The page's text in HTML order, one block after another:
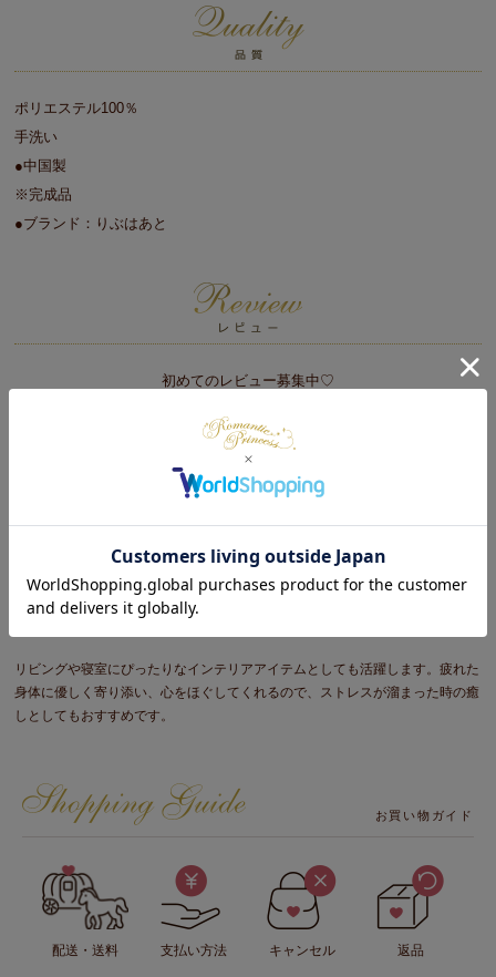
ポリエステル100％
手洗い
●中国製
※完成品
●ブランド：りぶはあと
初めてのレビュー募集中♡
レビューをかく
滑らかな肌触りのファー生地を使用しており、まる
で猫と一緒にいるような心地よい猫型クッション。
リビングや寝室にぴったりなインテリアアイテムとしても活躍します。疲れた
身体に優しく寄り添い、心をほぐしてくれるので、ストレスが溜まった時の癒
しとしてもおすすめです。
お買い物ガイド
配送・送料 支払い方法 キャンセル 返品